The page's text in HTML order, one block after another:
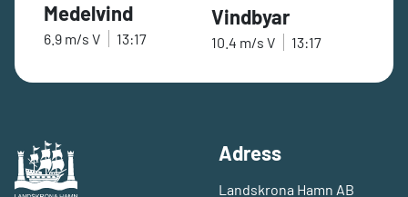
Medelvind
6.9 m/s V 13:17
Vindbyar
10.4 m/s V 13:17
Adress
Landskrona Hamn AB